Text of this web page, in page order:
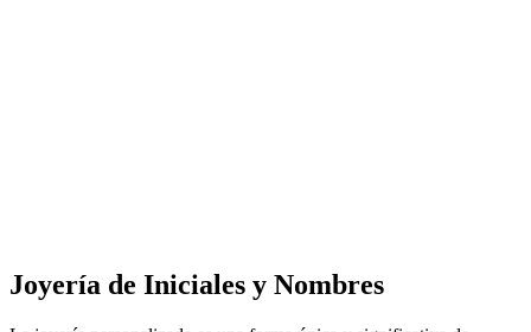
Joyería de Iniciales y Nombres